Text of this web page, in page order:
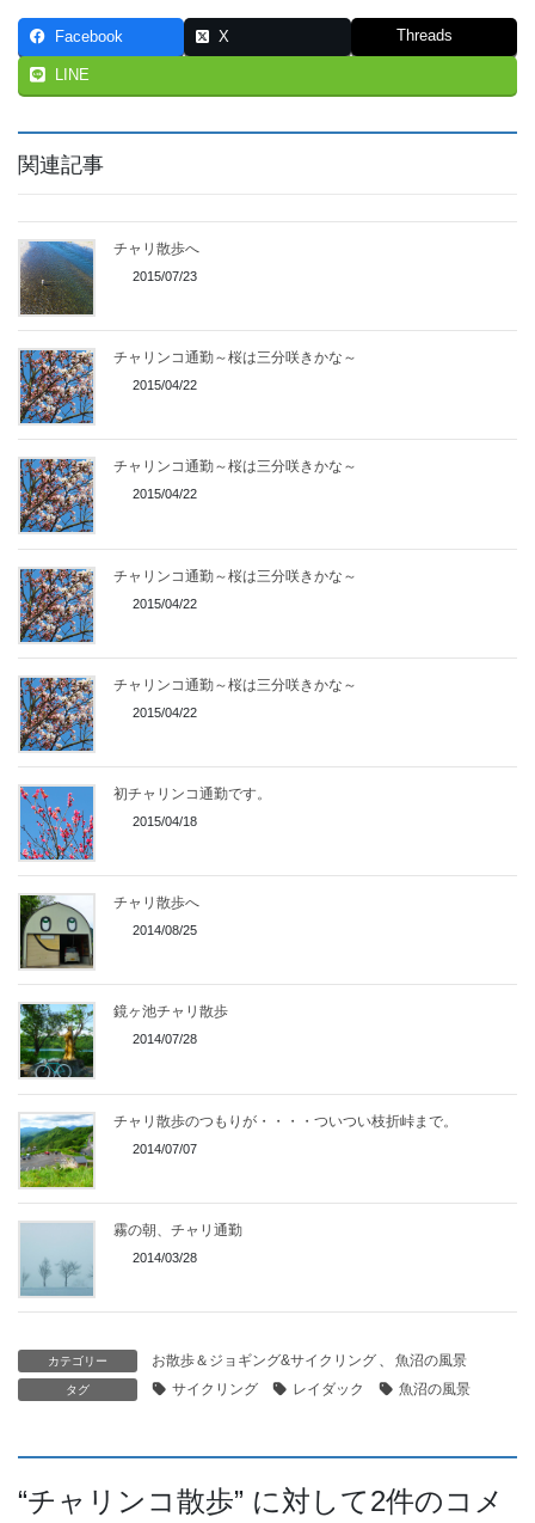
Facebook X Threads
LINE
関連記事
チャリ散歩へ
2015/07/23
チャリンコ通勤～桜は三分咲きかな～
2015/04/22
チャリンコ通勤～桜は三分咲きかな～
2015/04/22
チャリンコ通勤～桜は三分咲きかな～
2015/04/22
チャリンコ通勤～桜は三分咲きかな～
2015/04/22
初チャリンコ通勤です。
2015/04/18
チャリ散歩へ
2014/08/25
鏡ヶ池チャリ散歩
2014/07/28
チャリ散歩のつもりが・・・・ついつい枝折峠まで。
2014/07/07
霧の朝、チャリ通勤
2014/03/28
カテゴリー お散歩＆ジョギング&サイクリング 、 魚沼の風景
タグ サイクリング レイダック 魚沼の風景
“チャリンコ散歩” に対して2件のコメ